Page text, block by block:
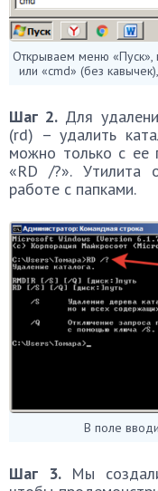
Открываем меню «Пуск»,
или «cmd» (без
Шаг 2. Для
(rd) – удалить
можно только с ее
«RD /?». Утилита
работе с папками.
В поле
Шаг 3.Мы